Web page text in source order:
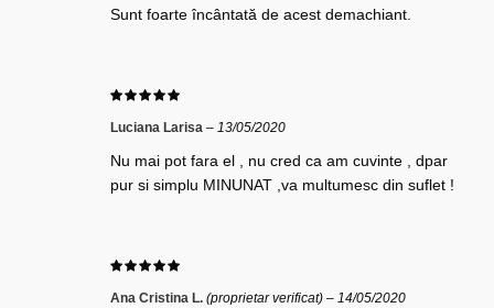
Sunt foarte încântată de acest demachiant.
Luciana Larisa – 13/05/2020
Nu mai pot fara el , nu cred ca am cuvinte , dpar
pur si simplu MINUNAT ,va multumesc din suflet !
Ana Cristina L. (proprietar verificat) – 14/05/2020